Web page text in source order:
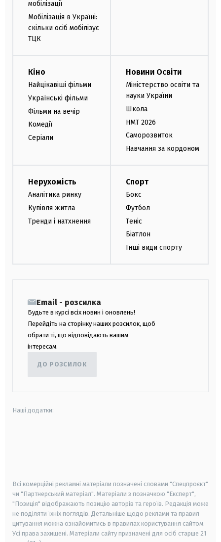
мобілізації
Мобілізація в Україні:
скільки осіб мобілізує
ТЦК
Кіно
Найцікавіші фільми
Українські фільми
Фільми на вечір
Комедії
Серіали
Новини Освіти
Міністерство освіти та
науки України
Школа
НМТ 2026
Саморозвиток
Навчання за кордоном
Нерухомість
Аналітика ринку
Купівля житла
Тренди і натхнення
Спорт
Бокс
Футбол
Теніс
Біатлон
Інші види спорту
Email - розсилка
Будьте в курсі всіх новин і оновлень!
Перейдіть на сторінку наших розсилок, щоб
обрати ті, що відповідають вашим
інтересам.
ДО РОЗСИЛОК
Наші додатки:
Всі комерційні рекламні матеріали позначені словами "Спецпроєкт"
чи "Партнерський матеріал". Матеріали з позначкою "Експерт",
"Позиція" відображають позицію авторів та героїв. Редакція може
не поділяти їхніх поглядів. Детальніше щодо реклами та правил
цитування можна ознайомитись в правилах користування сайтом.
Усі права захищені. Матеріали сайту призначені для осіб старше 21